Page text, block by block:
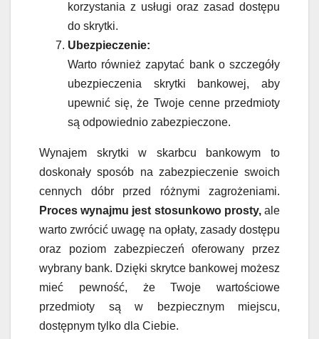
korzystania z usługi oraz zasad dostępu
do skrytki.
Ubezpieczenie:
Warto również zapytać bank o szczegóły
ubezpieczenia skrytki bankowej, aby
upewnić się, że Twoje cenne przedmioty
są odpowiednio zabezpieczone.
Wynajem skrytki w skarbcu bankowym to
doskonały sposób na zabezpieczenie swoich
cennych dóbr przed różnymi zagrożeniami.
Proces wynajmu jest stosunkowo prosty,ale
warto zwrócić uwagę na opłaty, zasady dostępu
oraz poziom zabezpieczeń oferowany przez
wybrany bank. Dzięki skrytce bankowej możesz
mieć pewność, że Twoje wartościowe
przedmioty są w bezpiecznym miejscu,
dostępnym tylko dla Ciebie.